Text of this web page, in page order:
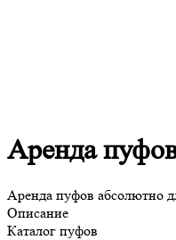
Аренда
Аренда пуфов абсолютно
Описание
Каталог пуфов